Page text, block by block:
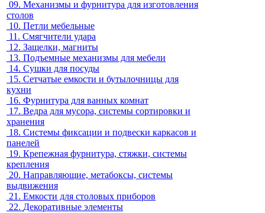
09. Механизмы и фурнитура для изготовления
столов
10. Петли мебельные
11. Смягчители удара
12. Защелки, магниты
13. Подъемные механизмы для мебели
14. Сушки для посуды
15. Сетчатые емкости и бутылочницы для
кухни
16. Фурнитура для ванных комнат
17. Ведра для мусора, системы сортировки и
хранения
18. Системы фиксации и подвески каркасов и
панелей
19. Крепежная фурнитура, стяжки, системы
крепления
20. Направляющие, метабоксы, системы
выдвижения
21. Емкости для столовых приборов
22. Декоративные элементы